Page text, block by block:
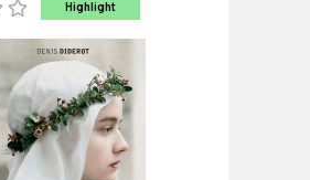
Highlight